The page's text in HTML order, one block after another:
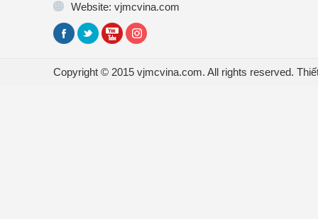
Website: vjmcvina.com
Copyright © 2015 vjmcvina.com. All rights reserved.